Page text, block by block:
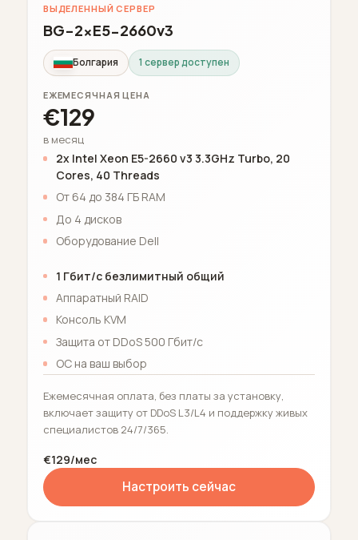
ВЫДЕЛЕННЫЙ СЕРВЕР
BG-2xE5-2660v3
Болгария 1 сервер доступен
ЕЖЕМЕСЯЧНАЯ ЦЕНА
€129
в месяц
2x Intel Xeon E5-2660 v3 3.3GHz Turbo, 20
Cores, 40 Threads
От 64 до 384 ГБ RAM
До 4 дисков
Оборудование Dell
1 Гбит/с безлимитный общий
Аппаратный RAID
Консоль KVM
Защита от DDoS 500 Гбит/с
ОС на ваш выбор
Ежемесячная оплата, без платы за установку,
включает защиту от DDoS L3/L4 и поддержку живых
специалистов 24/7/365.
€129/мес
Настроить сейчас